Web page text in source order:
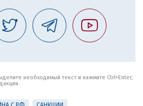
необходимый текст и нажмите Ctrl+Enter,